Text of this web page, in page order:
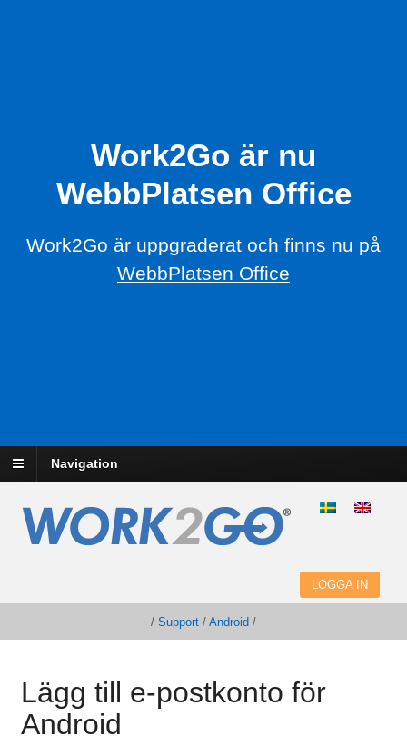
Work2Go är nu
WebbPlatsen Office
Work2Go är uppgraderat och finns nu på
WebbPlatsen Office
Navigation
LOGGA IN
/ Support / Android /
Lägg till e-postkonto för
Android